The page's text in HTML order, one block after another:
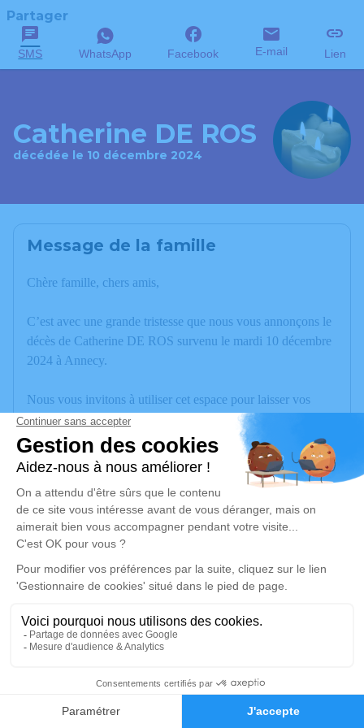
Faire-part Hommages
Partager
SMS WhatsApp Facebook E-mail Lien
Catherine DE ROS
décédée le 10 décembre 2024
Message de la famille
Chère famille, chers amis,
C’est avec une grande tristesse que nous vous annonçons le
décès de Catherine DE ROS survenu le mardi 10 décembre
2024 à Annecy.
Nous vous invitons à utiliser cet espace pour laisser vos
condoléances, partager des photos souvenirs, une anecdote
ou exprimer vos pensées à travers des poèmes ou des textes.
Cet endroit est un lieu d'expression dédié à honorer la
Je rends hommage
Déroulé des obsèques
Les informations sur la cérémonie seront bientôt
disponibles.
Activez une alerte si vous souhaitez être prévenu dès que
Recevoir une alerte par e-mail*